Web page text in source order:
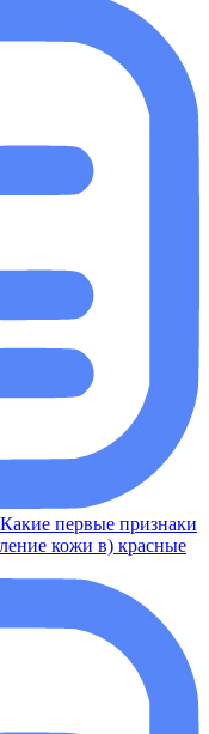
первые признаки
кожи в) красные